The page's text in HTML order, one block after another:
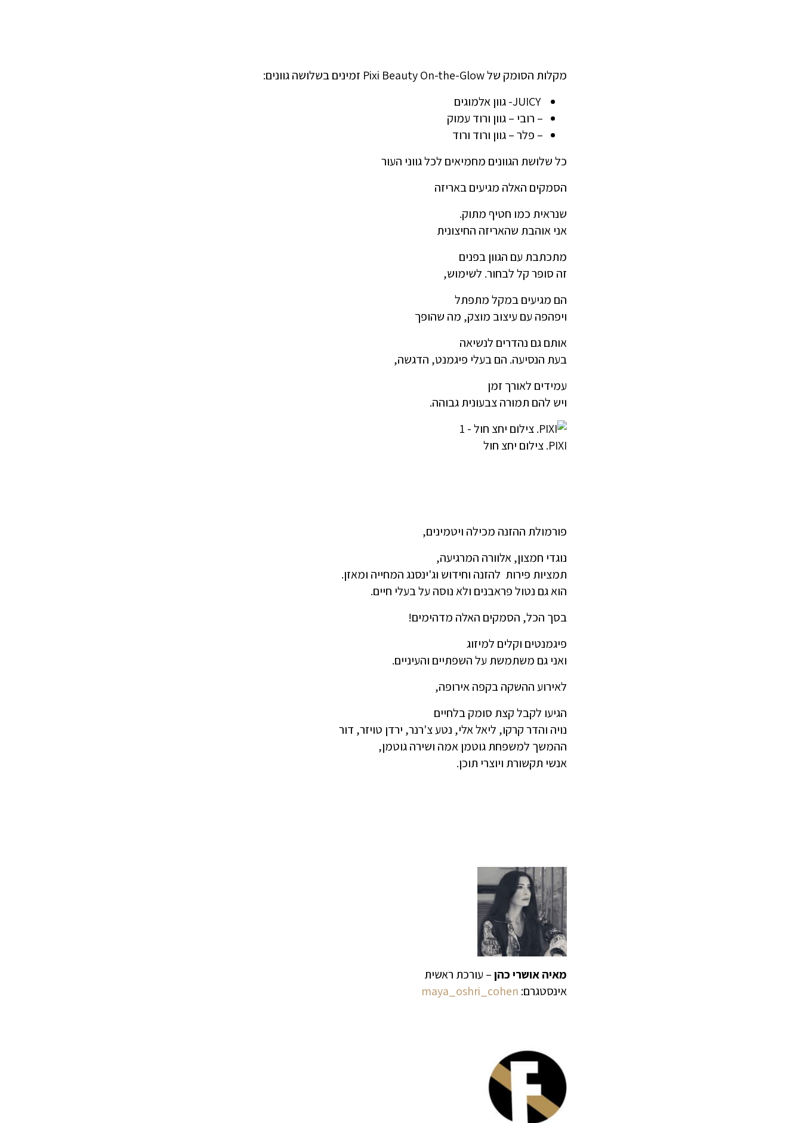
מקלות הסומק של Pixi Beauty On-the-Glow זמינים בשלושה גוונים:
JUICY- גוון אלמוגים
– רובי – גוון ורוד עמוק
– פלר – גוון ורוד ורוד
כל שלושת הגוונים מחמיאים לכל גווני העור
הסמקים האלה מגיעים באריזה
שנראית כמו חטיף מתוק.
אני אוהבת שהאריזה החיצונית
מתכתבת עם הגוון בפנים
זה סופר קל לבחור. לשימוש,
הם מגיעים במקל מתפתל
ויפהפה עם עיצוב מוצק, מה שהופך
אותם גם נהדרים לנשיאה
בעת הנסיעה. הם בעלי פיגמנט, הדגשה,
עמידים לאורך זמן
ויש להם תמורה צבעונית גבוהה.
PIXI. צילום יחצ חול
פורמולת ההזנה מכילה ויטמינים,
נוגדי חמצון, אלוורה המרגיעה,
תמציות פירות להזנה וחידוש וג'ינסנג המחייה ומאזן.
הוא גם נטול פראבנים ולא נוסה על בעלי חיים.
בסך הכל, הסמקים האלה מדהימים!
פיגמנטים וקלים למיזוג
ואני גם משתמשת על השפתיים והעיניים.
לאירוע ההשקה בקפה אירופה,
הגיעו לקבל קצת סומק בלחיים
נויה והדר קרקו, ליאל אלי, נטע צ'רנר, ירדן טויזר, דור
ההמשך למשפחת גוטמן אמה ושירה גוטמן,
אנשי תקשורת ויוצרי תוכן.
מאיה אושרי כהן– עורכת ראשית
אינסטגרם: maya_oshri_cohen